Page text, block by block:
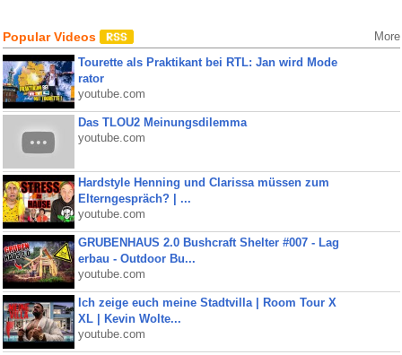
Popular Videos More
Tourette als Praktikant bei RTL: Jan wird Mode
rator
youtube.com
Das TLOU2 Meinungsdilemma
youtube.com
Hardstyle Henning und Clarissa müssen zum
Elterngespräch? | ...
youtube.com
GRUBENHAUS 2.0 Bushcraft Shelter #007 - Lag
erbau - Outdoor Bu...
youtube.com
Ich zeige euch meine Stadtvilla | Room Tour X
XL | Kevin Wolte...
youtube.com